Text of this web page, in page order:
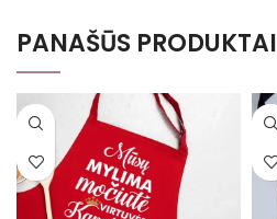
PANAŠŪS PRODUKTAI